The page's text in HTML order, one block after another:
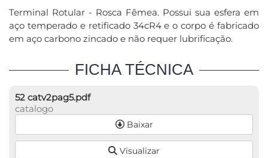
Terminal Rotular - Rosca Fêmea. Possui sua esfera em
aço temperado e retificado 34cR4 e o corpo é fabricado
em aço carbono zincado e não requer lubrificação.
FICHA TÉCNICA
52 catv2pag5.pdf
catalogo
Baixar
Visualizar